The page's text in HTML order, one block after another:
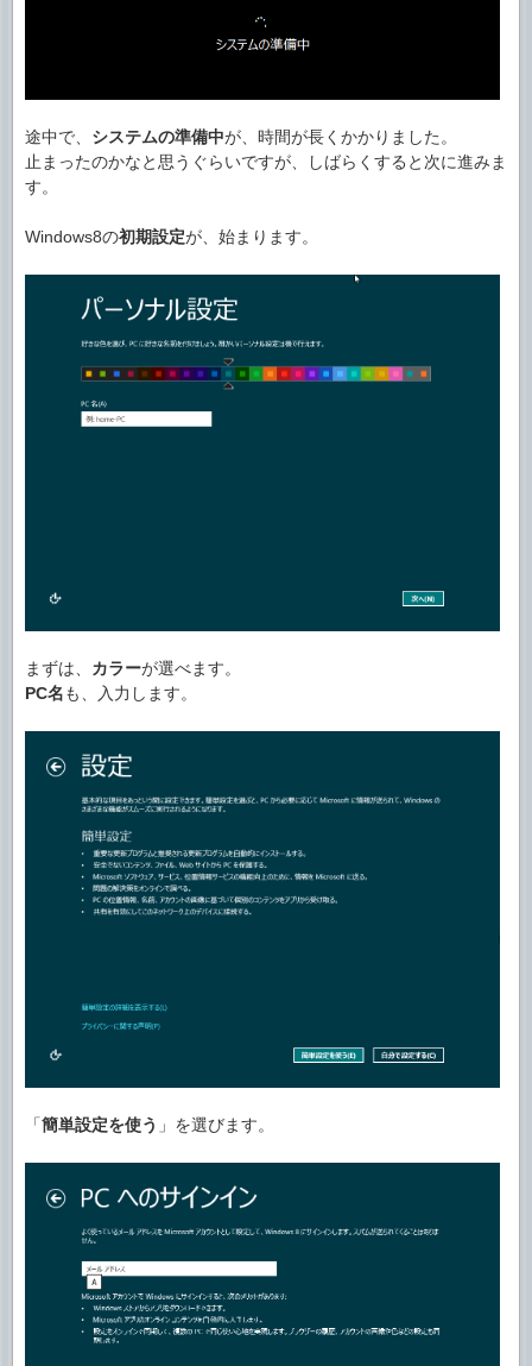
途中で、 システムの準備中が、時間が長くかかりました。
止まったのかなと思うぐらいですが、しばらくすると次に進みま
す。
Windows8の初期設定が、始まります。
まずは、 カラーが選べます。
PC名も、入力します。
「簡単設定を使う 」を選びます。